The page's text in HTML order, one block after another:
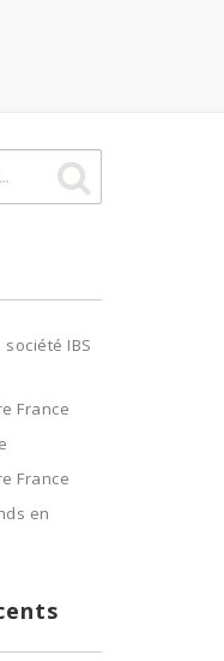
IBS
France
France
en